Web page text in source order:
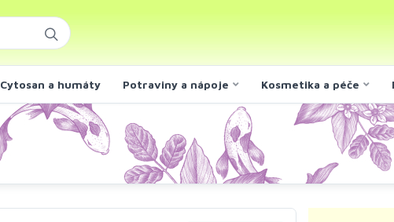
Cytosan a humáty Potraviny a nápoje Kosmetika a péče